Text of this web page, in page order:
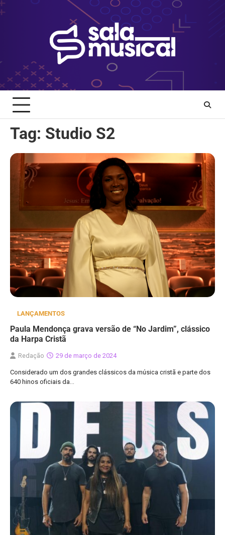
Skip
to
Tag: Studio S2
LANÇAMENTOS
Paula Mendonça grava versão de “No Jardim”, clássico
da Harpa Cristã
Redação 29 de março de 2024
Considerado um dos grandes clássicos da música cristã e parte dos
640 hinos oficiais da…